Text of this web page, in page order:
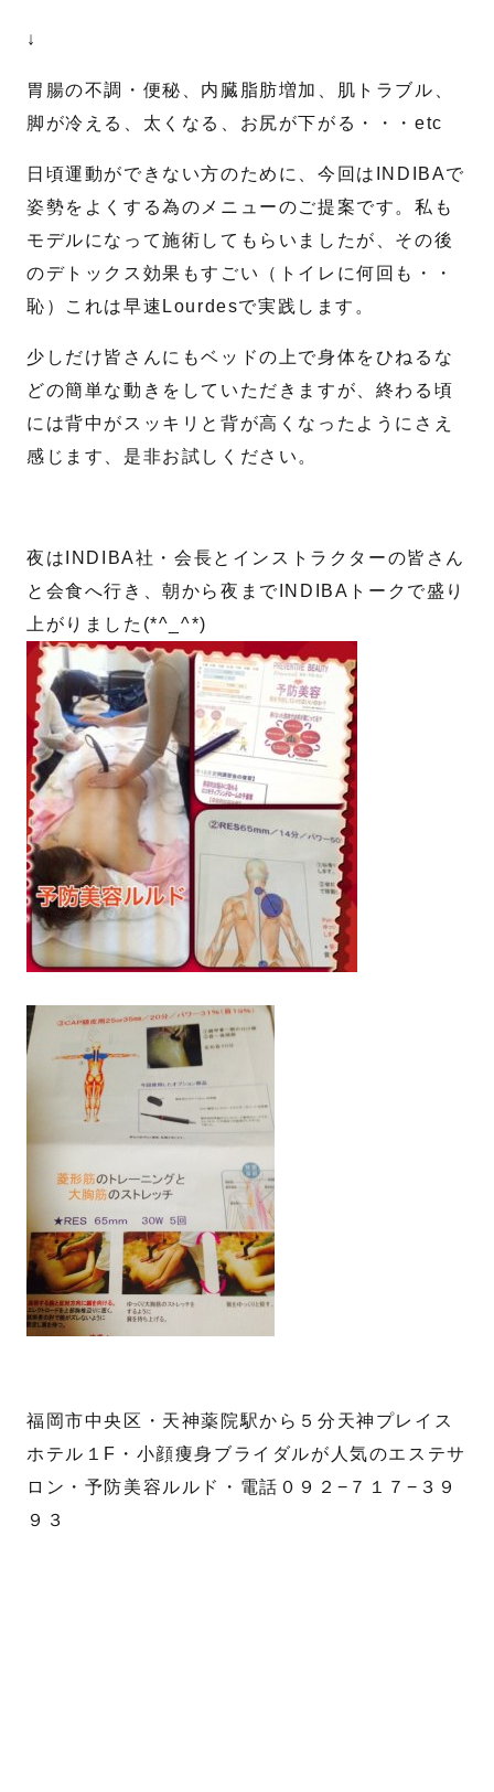
↓
胃腸の不調・便秘、内臓脂肪増加、肌トラブル、
脚が冷える、太くなる、お尻が下がる・・・etc
日頃運動ができない方のために、今回はINDIBAで
姿勢をよくする為のメニューのご提案です。私も
モデルになって施術してもらいましたが、その後
のデトックス効果もすごい（トイレに何回も・・
恥）これは早速Lourdesで実践します。
少しだけ皆さんにもベッドの上で身体をひねるな
どの簡単な動きをしていただきますが、終わる頃
には背中がスッキリと背が高くなったようにさえ
感じます、是非お試しください。
夜はINDIBA社・会長とインストラクターの皆さん
と会食へ行き、朝から夜までINDIBAトークで盛り
上がりました(*^_^*)
福岡市中央区・天神薬院駅から５分天神プレイス
ホテル１F・小顔痩身ブライダルが人気のエステサ
ロン・予防美容ルルド・電話０９２−７１７−３９
９３